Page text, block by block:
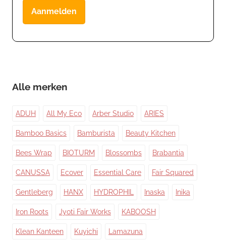
Aanmelden
Alle merken
ADUH All My Eco Arber Studio ARIES
Bamboo Basics Bamburista Beauty Kitchen
Bees Wrap BIOTURM Blossombs Brabantia
CANUSSA Ecover Essential Care Fair Squared
Gentleberg HANX HYDROPHIL Inaska Inika
Iron Roots Jyoti Fair Works KABOOSH
Klean Kanteen Kuyichi Lamazuna